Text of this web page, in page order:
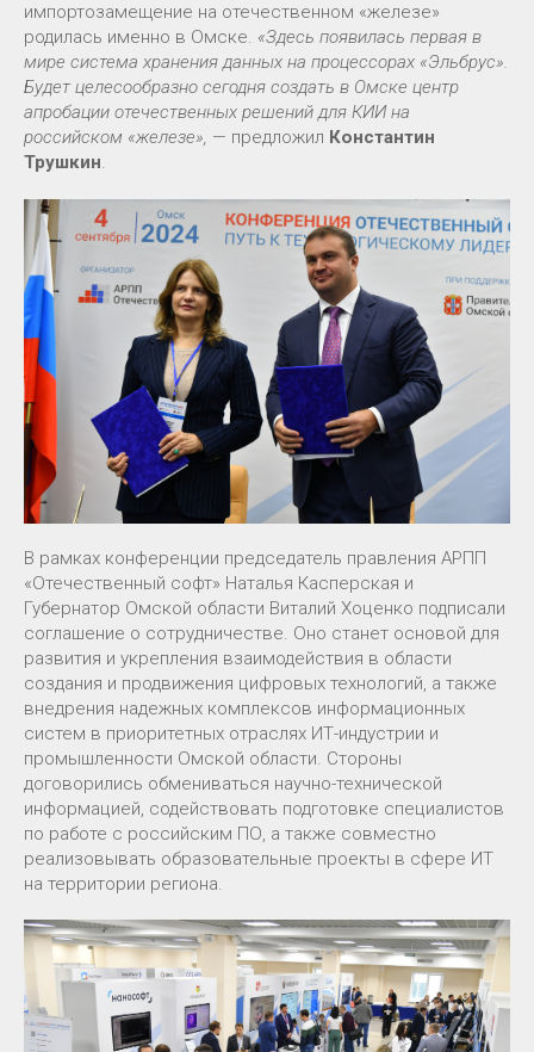
импортозамещение на отечественном «железе»
родилась именно в Омске. «Здесь появилась первая в
мире система хранения данных на процессорах «Эльбрус».
Будет целесообразно сегодня создать в Омске центр
апробации отечественных решений для КИИ на
российском «железе», — предложил Константин
Трушкин.
В рамках конференции председатель правления АРПП
«Отечественный софт» Наталья Касперская и
Губернатор Омской области Виталий Хоценко подписали
соглашение о сотрудничестве. Оно станет основой для
развития и укрепления взаимодействия в области
создания и продвижения цифровых технологий, а также
внедрения надежных комплексов информационных
систем в приоритетных отраслях ИТ-индустрии и
промышленности Омской области. Стороны
договорились обмениваться научно-технической
информацией, содействовать подготовке специалистов
по работе с российским ПО, а также совместно
реализовывать образовательные проекты в сфере ИТ
на территории региона.